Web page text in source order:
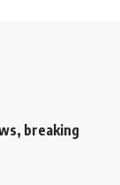
breaking